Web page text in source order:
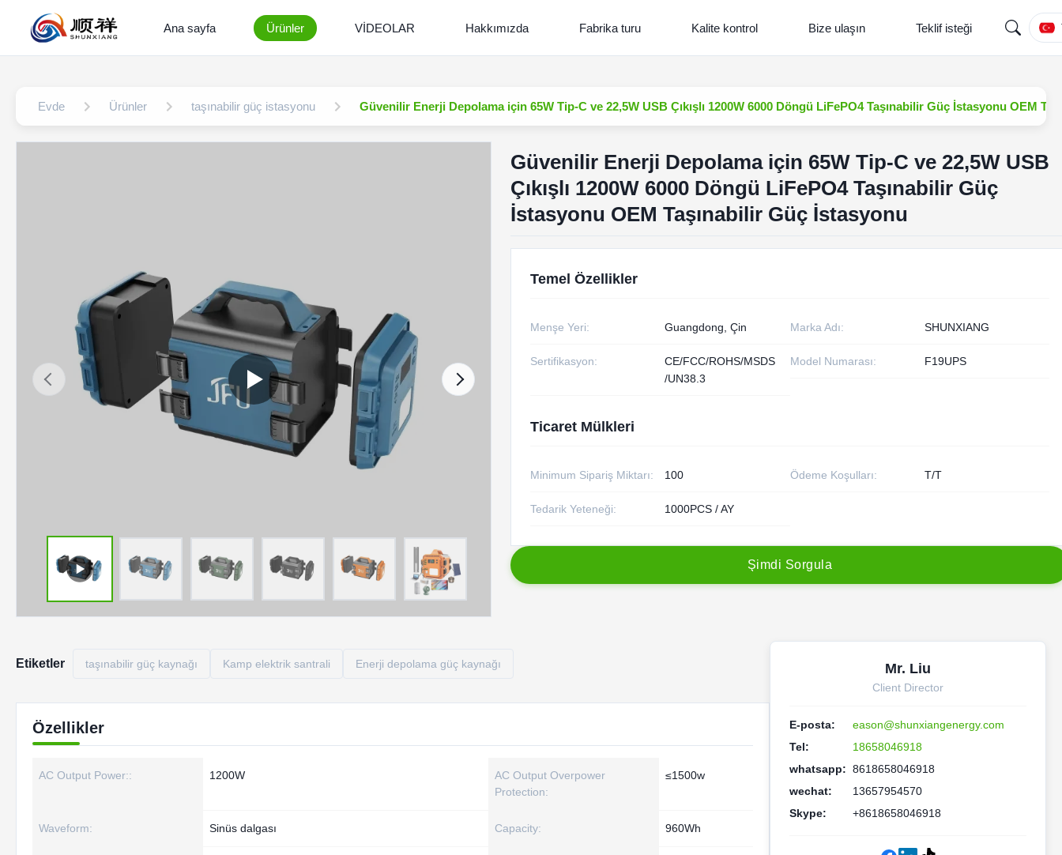
Ana sayfa Ürünler VİDEOLAR Hakkımızda Fabrika turu Kalite kontrol Bize ulaşın Teklif isteği
Evde Ürünler taşınabilir güç istasyonu Güvenilir Enerji Depolama için 65W Tip-C ve 22,5W USB Çıkışlı 1200W 6000 Döngü LiFePO4 Taşınabilir Güç İstasyonu OEM
Güvenilir Enerji Depolama için 65W Tip-C ve 22,5W USB
Çıkışlı 1200W 6000 Döngü LiFePO4 Taşınabilir Güç
İstasyonu OEM Taşınabilir Güç İstasyonu
Temel Özellikler
Menşe Yeri: Guangdong, Çin Marka Adı: SHUNXIANG
Sertifikasyon:
CE/FCC/ROHS/MSDS
/UN38.3
Model Numarası: F19UPS
Ticaret Mülkleri
Minimum Sipariş Miktarı: 100 Ödeme Koşulları: T/T
Tedarik Yeteneği: 1000PCS / AY
Şimd i Sorgu a
Etiketler taşınabilir güç kaynağı Kamp elektrik santrali Enerji depolama güç kaynağı
Özellikler
AC Output Power:: 1200W
AC Output Overpower
Protection:
≤1500w
Waveform: Sinüs dalgası Capacity: 960Wh
Mr. Liu
Client Director
E-posta:
eason@shunxiangenergy.com
Tel:
18658046918
whatsapp: 8618658046918
wechat:
13657954570
Skype:
+8618658046918